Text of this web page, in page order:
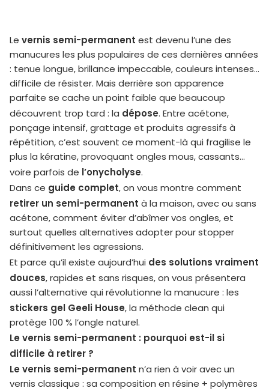
Le vernis semi-permanent est devenu l’une des
manucures les plus populaires de ces dernières années
: tenue longue, brillance impeccable, couleurs intenses…
difficile de résister. Mais derrière son apparence
parfaite se cache un point faible que beaucoup
découvrent trop tard : la dépose. Entre acétone,
ponçage intensif, grattage et produits agressifs à
répétition, c’est souvent ce moment-là qui fragilise le
plus la kératine, provoquant ongles mous, cassants…
voire parfois de l’onycholyse.
Dans ce guide complet, on vous montre comment
retirer un semi-permanent à la maison, avec ou sans
acétone, comment éviter d’abîmer vos ongles, et
surtout quelles alternatives adopter pour stopper
définitivement les agressions.
Et parce qu’il existe aujourd’hui des solutions vraiment
douces, rapides et sans risques, on vous présentera
aussi l’alternative qui révolutionne la manucure : les
stickers gel Geeli House, la méthode clean qui
protège 100 % l’ongle naturel.
Le vernis semi-permanent : pourquoi est-il si
difficile à retirer ?
Le vernis semi-permanent n’a rien à voir avec un
vernis classique : sa composition en résine + polymères